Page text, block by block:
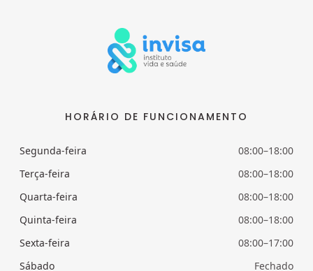
HORÁRIO DE FUNCIONAMENTO
Segunda-feira
08:00–18:00
Terça-feira
08:00–18:00
Quarta-feira
08:00–18:00
Quinta-feira
08:00–18:00
Sexta-feira
08:00–17:00
Sábado
Fechado